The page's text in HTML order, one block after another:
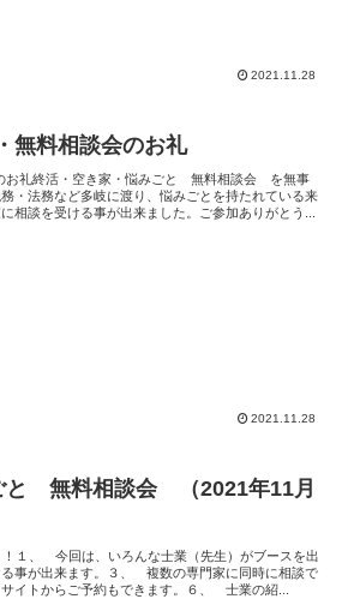
2021.11.28
無料相談会のお礼
お礼終活・空き家・悩みごと 無料相談会 を無事
・法務など多岐に渡り、悩みごとを持たれている来
相談を受ける事が出来ました。ご参加ありがとう...
2021.11.28
と 無料相談会 （2021年11月
１、 今回は、いろんな士業（先生）がブースを出
事が出来ます。３、 複数の専門家に同時に相談で
イトからご予約もできます。６、 士業の紹...